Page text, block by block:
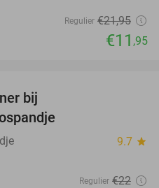
Regulier €21,95
€11 ,95
bij
9.7 star
Regulier €22